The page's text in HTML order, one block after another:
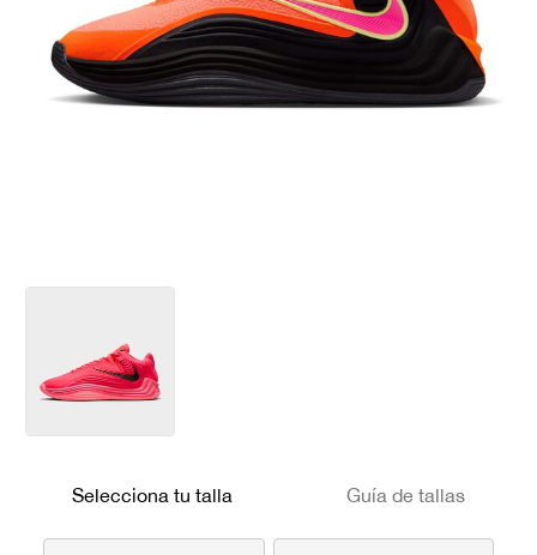
Selecciona tu talla Guía de tallas